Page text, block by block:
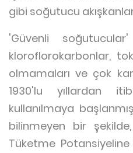
gibi soğutucu
'Güvenli
kloroflorokarbonlar,
olmamaları ve çok
1930'lu yıllardan
kullanılmaya
bilinmeyen bir
Tüketme